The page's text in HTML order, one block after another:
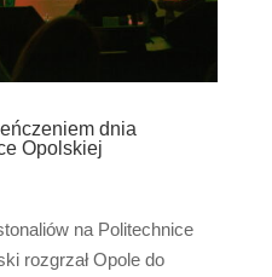
dnia
Opolskiej
na Politechnice
rozgrzał Opole do